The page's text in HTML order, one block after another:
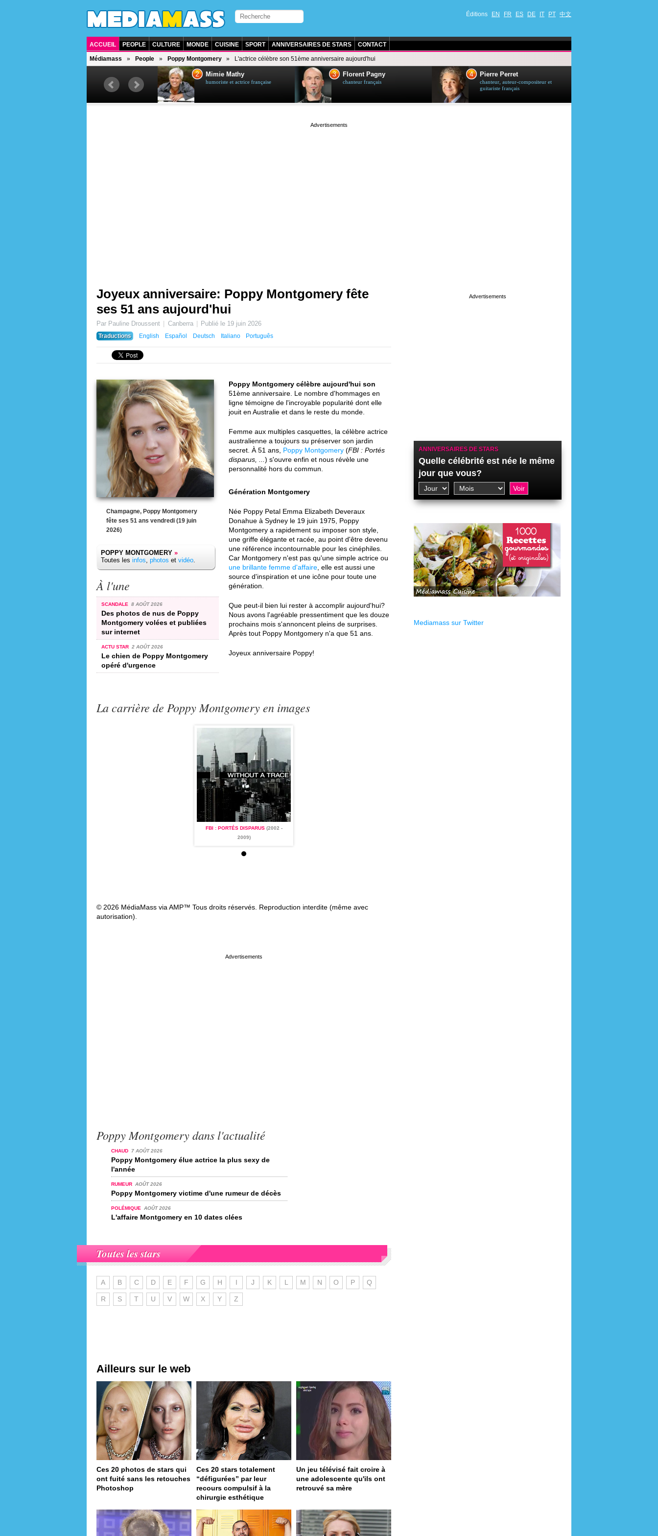
Éditions EN FR ES DE IT PT 中文
ACCUEIL PEOPLE CULTURE MONDE CUISINE SPORT ANNIVERSAIRES DE STARS CONTACT
Médiamass People Poppy Montgomery L'actrice célèbre son 51ème anniversaire aujourd'hui
chanteuse québécoise
2 Mimie Mathy
humoriste et actrice française
3 Florent Pagny
chanteur français
4 Pierre Perret
chanteur, auteur-compositeur et
guitariste français
Joyeux anniversaire: Poppy Montgomery fête
ses 51 ans aujourd'hui
Par Pauline Droussent Canberra Publié le 19 juin 2026
Traductions
English Español Deutsch Italiano Português
Champagne, Poppy Montgomery
fête ses 51 ans vendredi (19 juin
2026)
POPPY MONTGOMERY »
Toutes les infos, photos et vidéo.
À l'une
SCANDALE 8 AOÛT 2026
Des photos de nus de Poppy
Montgomery volées et publiées
sur internet
ACTU STAR 2 AOÛT 2026
Le chien de Poppy Montgomery
opéré d'urgence
Poppy Montgomery célèbre aujourd'hui son
51ème anniversaire. Le nombre d'hommages en
ligne témoigne de l'incroyable popularité dont elle
jouit en Australie et dans le reste du monde.
Femme aux multiples casquettes, la célèbre actrice
australienne a toujours su préserver son jardin
secret. À 51 ans, Poppy Montgomery (FBI : Portés
disparus, ... ) s'ouvre enfin et nous révèle une
personnalité hors du commun.
Génération Montgomery
Née Poppy Petal Emma Elizabeth Deveraux
Donahue à Sydney le 19 juin 1975, Poppy
Montgomery a rapidement su imposer son style,
une griffe élégante et racée, au point d'être devenu
une référence incontournable pour les cinéphiles.
Car Montgomery n'est pas qu'une simple actrice ou
une brillante femme d'affaire , elle est aussi une
source d'inspiration et une icône pour toute une
génération.
Que peut-il bien lui rester à accomplir aujourd'hui?
Nous avons l'agréable pressentiment que les douze
prochains mois s'annoncent pleins de surprises.
Après tout Poppy Montgomery n'a que 51 ans.
Joyeux anniversaire Poppy!
La carrière de Poppy Montgomery en images
FBI : PORTÉS DISPARUS(2002 -
2009)
© 2026 MédiaMass via AMP™ Tous droits réservés. Reproduction interdite (même avec
autorisation).
Poppy Montgomery dans l'actualité
CHAUD 7 AOÛT 2026
Poppy Montgomery élue actrice la plus sexy de
l'année
RUMEUR AOÛT 2026
Poppy Montgomery victime d'une rumeur de décès
POLÉMIQUE AOÛT 2026
L'affaire Montgomery en 10 dates clées
Toutes les stars
A B C D E F G H I J K L M N O P Q
R S T U V W X Y Z
Ailleurs sur le web
Ces 20 photos de stars qui
ont fuité sans les retouches
Photoshop
Ces 20 stars totalement
“défigurées” par leur
recours compulsif à la
chirurgie esthétique
Un jeu télévisé fait croire à
une adolescente qu'ils ont
retrouvé sa mère
ANNIVERSAIRES DE STARS
Quelle célébrité est née le même
jour que vous?
Mediamass sur Twitter